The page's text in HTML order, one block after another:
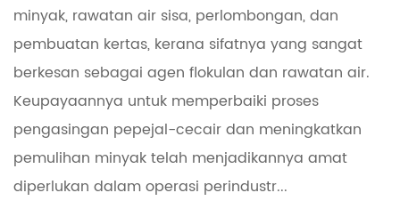
minyak, rawatan air sisa, perlombongan, dan
pembuatan kertas, kerana sifatnya yang sangat
berkesan sebagai agen flokulan dan rawatan air.
Keupayaannya untuk memperbaiki proses
pengasingan pepejal-cecair dan meningkatkan
pemulihan minyak telah menjadikannya amat
diperlukan dalam operasi perindustr...